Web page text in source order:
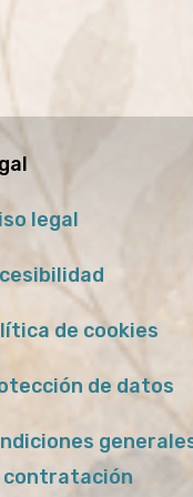
legal
de cookies
de datos
contratación